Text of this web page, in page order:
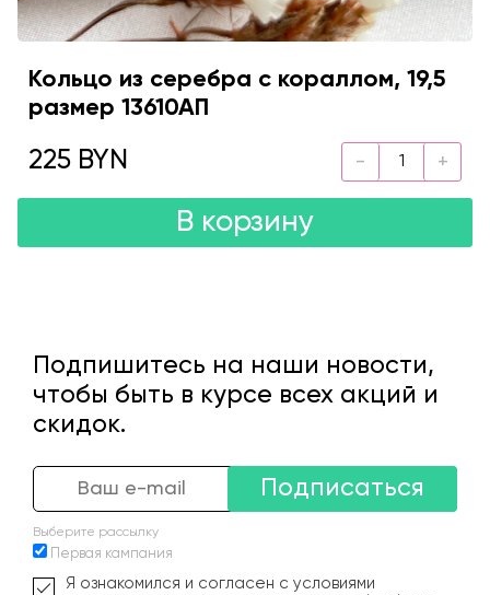
Кольцо из серебра с кораллом, 19,5
размер 13610АП
225 BYN
В корзину
Подпишитесь на наши новости,
чтобы быть в курсе всех акций и
скидок.
Подписаться
Выберите рассылку
Первая кампания
Я ознакомился и согласен с условиями